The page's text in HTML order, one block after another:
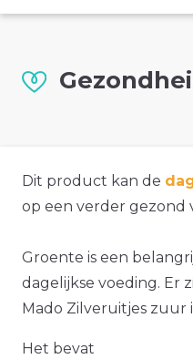
Dit product kan de
op een verder gezond
Groente is een
dagelijkse voeding. Er
Mado Zilveruitjes zuur
Het bevat